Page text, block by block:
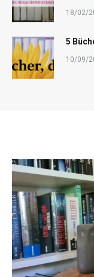
18/02/
5
10/09/